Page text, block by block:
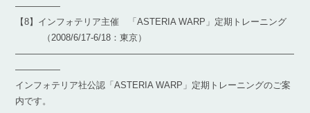
―――――
【8】インフォテリア主催 「ASTERIA WARP」定期トレーニング
（2008/6/17-6/18：東京）
―――――――――――――――――――――――――――――――
―――――
インフォテリア社公認「ASTERIA WARP」定期トレーニングのご案
内です。